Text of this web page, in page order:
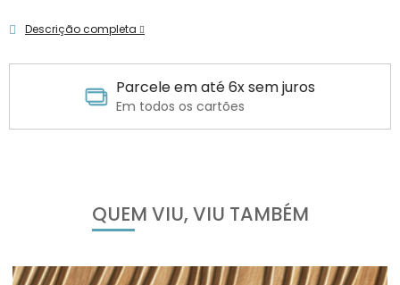
Descrição completa
Parcele em até 6x sem juros
Em todos os cartões
QUEM VIU, VIU TAMBÉM